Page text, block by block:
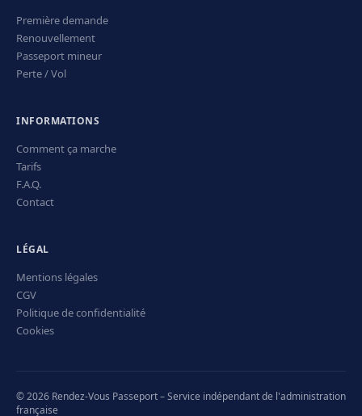
Première demande
Renouvellement
Passeport mineur
Perte / Vol
INFORMATIONS
Comment ça marche
Tarifs
F.A.Q.
Contact
LÉGAL
Mentions légales
CGV
Politique de confidentialité
Cookies
© 2026 Rendez-Vous Passeport – Service indépendant de l'administration
française